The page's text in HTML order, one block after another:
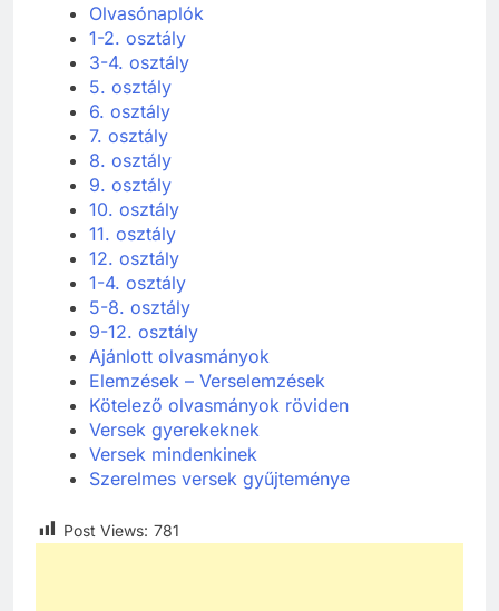
Olvasónaplók
1-2. osztály
3-4. osztály
5. osztály
6. osztály
7. osztály
8. osztály
9. osztály
10. osztály
11. osztály
12. osztály
1-4. osztály
5-8. osztály
9-12. osztály
Ajánlott olvasmányok
Elemzések – Verselemzések
Kötelező olvasmányok röviden
Versek gyerekeknek
Versek mindenkinek
Szerelmes versek gyűjteménye
Post Views: 781